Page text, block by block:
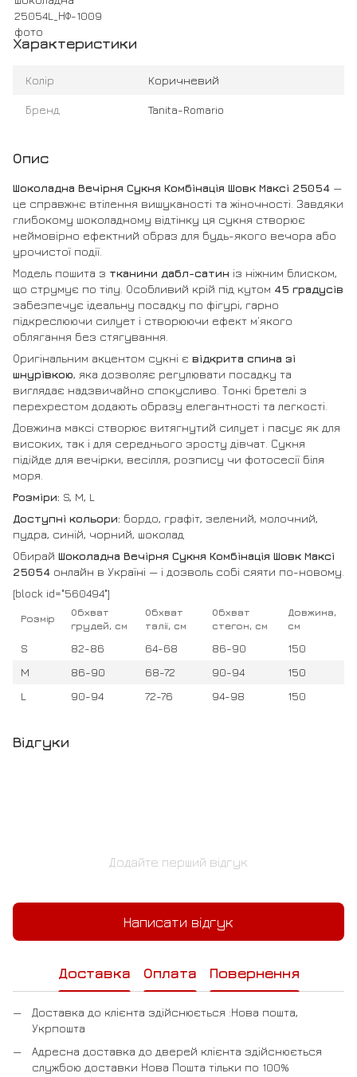
Характеристики
Колір Коричневий
Бренд Tanita-Romario
Опис
Шоколадна Вечірня Сукня Комбінація Шовк Максі 25054 —
це справжнє втілення вишуканості та жіночності. Завдяки
глибокому шоколадному відтінку ця сукня створює
неймовірно ефектний образ для будь-якого вечора або
урочистої події.
Модель пошита з тканини дабл-сатин із ніжним блиском,
що струмує по тілу. Особливий крій під кутом 45 градусів
забезпечує ідеальну посадку по фігурі, гарно
підкреслюючи силует і створюючи ефект м’якого
облягання без стягування.
Оригінальним акцентом сукні є відкрита спина зі
шнурівкою, яка дозволяє регулювати посадку та
виглядає надзвичайно спокусливо. Тонкі бретелі з
перехрестом додають образу елегантності та легкості.
Довжина максі створює витягнутий силует і пасує як для
високих, так і для середнього зросту дівчат. Сукня
підійде для вечірки, весілля, розпису чи фотосесії біля
моря.
Розміри: S, M, L
Доступні кольори: бордо, графіт, зелений, молочний,
пудра, синій, чорний, шоколад
Обирай Шоколадна Вечірня Сукня Комбінація Шовк Максі
25054 онлайн в Україні — і дозволь собі сяяти по-новому.
[block id="560494"]
Розмір
Обхват
грудей, см
Обхват
талії, см
Обхват
стегон, см
Довжина,
см
S 82-86 64-68 86-90
150
M
86-90 68-72 90-94
150
L
90-94 72-76 94-98 150
Відгуки
Додайте перший відгук
Написати відгук
Доставка Оплата Повернення
Доставка до клієнта здійснюється :Нова пошта,
Укрпошта
Адресна доставка до дверей клієнта здійснюється
службою доставки Нова Пошта тільки по 100%